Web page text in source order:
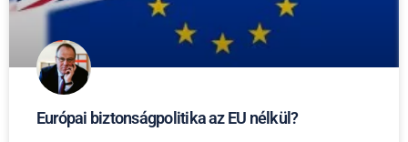
Európai biztonságpolitika az EU nélkül?